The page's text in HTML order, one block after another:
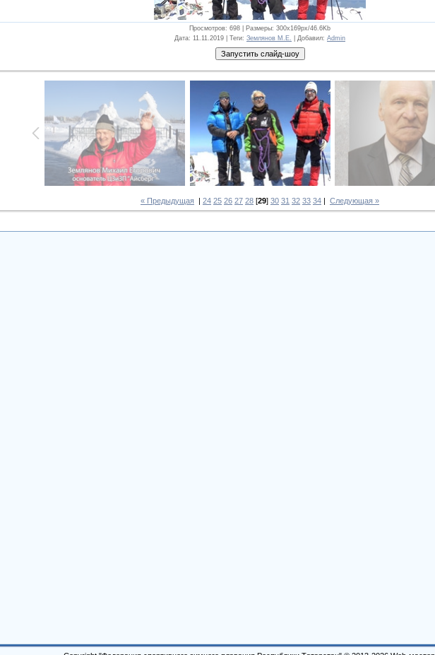
Просмотров: 698 | Размеры: 300x169px/46.6Kb
Дата: 11.11.2019 | Теги: Землянов М.Е. Добавил: Admin
« Предыдущая | 24 25 26 27 28 [29] 30 31 32 33 34 | Следующая »